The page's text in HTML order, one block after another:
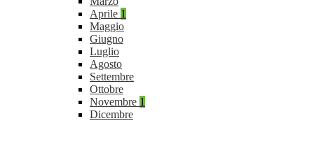
Aprile 1
Maggio
Giugno
Luglio
Agosto
Settembre
Ottobre
Novembre 1
Dicembre